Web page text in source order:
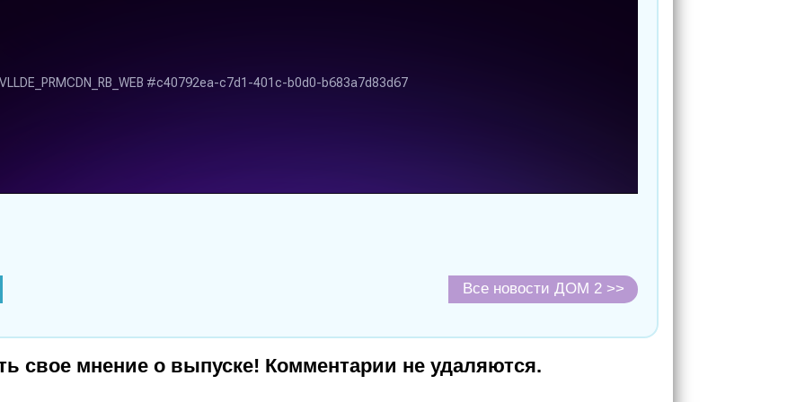
Все новости ДОМ 2 >>
свое мнение о выпуске! Комментарии не удаляются.